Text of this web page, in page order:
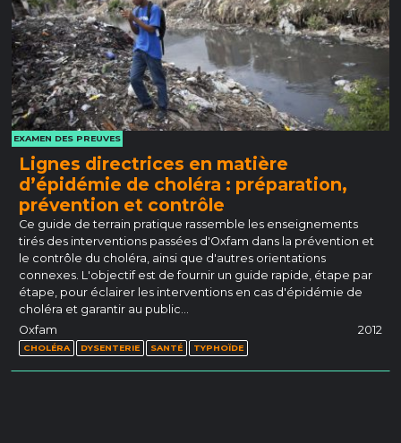
EXAMEN DES PREUVES
Lignes directrices en matière
d’épidémie de choléra : préparation,
prévention et contrôle
Ce guide de terrain pratique rassemble les enseignements
tirés des interventions passées d'Oxfam dans la prévention et
le contrôle du choléra, ainsi que d'autres orientations
connexes. L'objectif est de fournir un guide rapide, étape par
étape, pour éclairer les interventions en cas d'épidémie de
choléra et garantir au public…
Oxfam
2012
CHOLÉRA DYSENTERIE SANTÉ TYPHOÏDE